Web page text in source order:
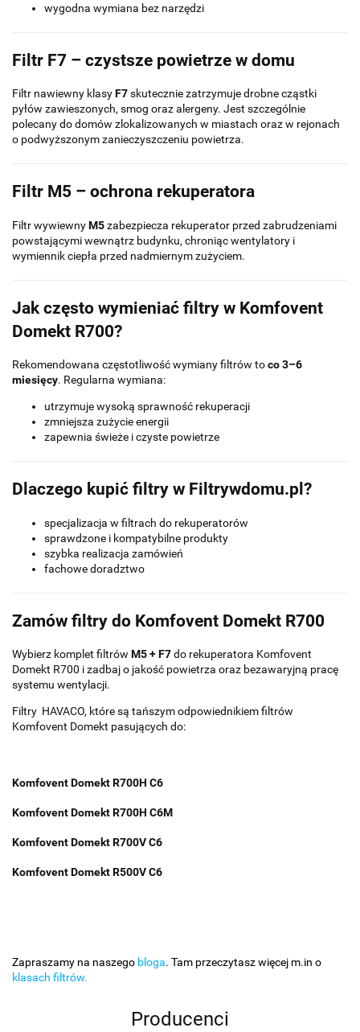
wygodna wymiana bez narzędzi
Filtr F7 – czystsze powietrze w domu
Filtr nawiewny klasyF7skutecznie zatrzymuje drobne cząstki
pyłów zawieszonych, smog oraz alergeny. Jest szczególnie
polecany do domów zlokalizowanych w miastach oraz w rejonach
o podwyższonym zanieczyszczeniu powietrza.
Filtr M5 – ochrona rekuperatora
Filtr wywiewnyM5zabezpiecza rekuperator przed zabrudzeniami
powstającymi wewnątrz budynku, chroniąc wentylatory i
wymiennik ciepła przed nadmiernym zużyciem.
Jak często wymieniać filtry w Komfovent
Domekt R700?
Rekomendowana częstotliwość wymiany filtrów toco 3–6
miesięcy. Regularna wymiana:
utrzymuje wysoką sprawność rekuperacji
zmniejsza zużycie energii
zapewnia świeże i czyste powietrze
Dlaczego kupić filtry w Filtrywdomu.pl?
specjalizacja w filtrach do rekuperatorów
sprawdzone i kompatybilne produkty
szybka realizacja zamówień
fachowe doradztwo
Zamów filtry do Komfovent Domekt R700
Wybierz komplet filtrów M5 + F7do rekuperatora Komfovent
Domekt R700 i zadbaj o jakość powietrza oraz bezawaryjną pracę
systemu wentylacji.
Filtry HAVACO, które są tańszym odpowiednikiem filtrów
Komfovent Domekt pasujących do:
Komfovent Domekt R700H C6
Komfovent Domekt R700H C6M
Komfovent Domekt R700V C6
Komfovent Domekt R500V C6
Zapraszamy na naszego bloga. Tam przeczytasz więcej m.in o
klasach filtrów.
Producenci